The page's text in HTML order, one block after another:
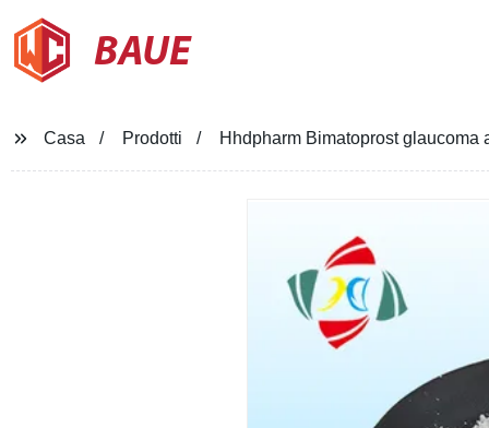
BAUE
Casa Prodotti Hhdpharm Bimatoprost